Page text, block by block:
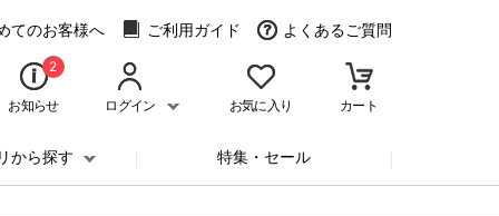
てのお客様へ ご利用ガイド よくあるご質問
2
お知らせ ログイン お気に入り カート
から探す 特集・セール